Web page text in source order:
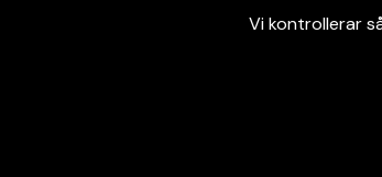
Vi kontrollerar